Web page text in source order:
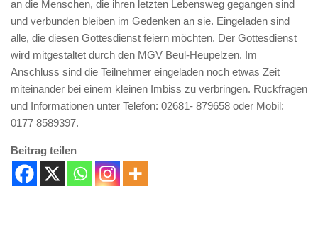
an die Menschen, die ihren letzten Lebensweg gegangen sind
und verbunden bleiben im Gedenken an sie. Eingeladen sind
alle, die diesen Gottesdienst feiern möchten. Der Gottesdienst
wird mitgestaltet durch den MGV Beul-Heupelzen. Im
Anschluss sind die Teilnehmer eingeladen noch etwas Zeit
miteinander bei einem kleinen Imbiss zu verbringen. Rückfragen
und Informationen unter Telefon: 02681- 879658 oder Mobil:
0177 8589397.
Beitrag teilen